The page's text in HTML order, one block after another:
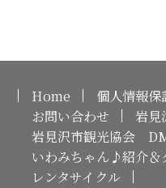
Home 個人情報保
お問い合わせ
岩見
岩見沢市観光協会
いわみちゃん♪紹介＆
レンタサイクル